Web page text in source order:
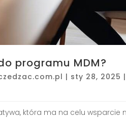
programu MDM?
| sty 28, 2025 |
która ma na celu wsparcie